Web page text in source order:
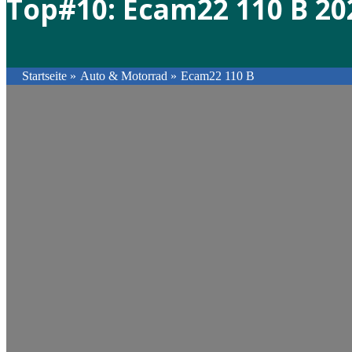
Top#10: Ecam22 110 B
Startseite » Auto & Motorrad » Ecam22 110 B